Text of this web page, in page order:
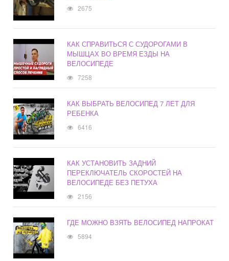
2675
КАК СПРАВИТЬСЯ С СУДОРОГАМИ В
МЫШЦАХ ВО ВРЕМЯ ЕЗДЫ НА
ВЕЛОСИПЕДЕ
7258
КАК ВЫБРАТЬ ВЕЛОСИПЕД 7 ЛЕТ ДЛЯ
РЕБЕНКА
6416
КАК УСТАНОВИТЬ ЗАДНИЙ
ПЕРЕКЛЮЧАТЕЛЬ СКОРОСТЕЙ НА
ВЕЛОСИПЕДЕ БЕЗ ПЕТУХА
2156
ГДЕ МОЖНО ВЗЯТЬ ВЕЛОСИПЕД НАПРОКАТ
5894